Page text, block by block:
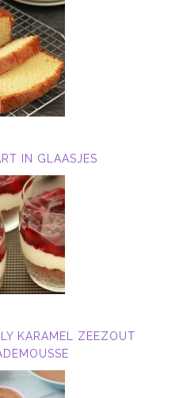
IN GLAASJES
KARAMEL ZEEZOUT